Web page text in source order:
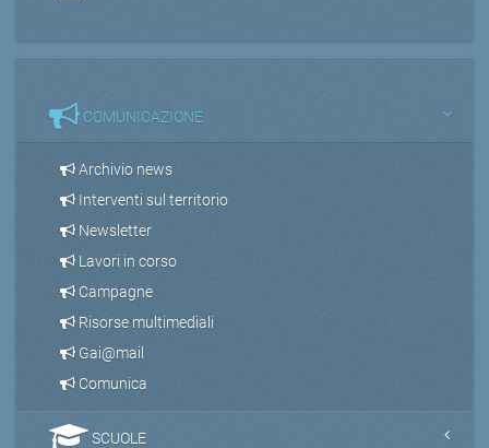
COMUNICAZIONE
Archivio news
Interventi sul territorio
Newsletter
Lavori in corso
Campagne
Risorse multimediali
Gai@mail
Comunica
SCUOLE